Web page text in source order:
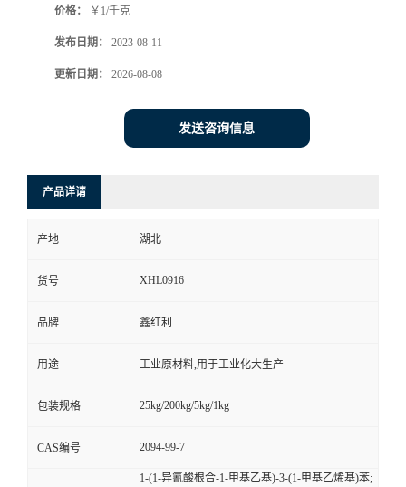
价格： ￥1/千克
发布日期： 2023-08-11
更新日期： 2026-08-08
发送咨询信息
产品详请
产地 湖北
货号 XHL0916
品牌 鑫红利
用途 工业原材料,用于工业化大生产
包装规格 25kg/200kg/5kg/1kg
CAS编号 2094-99-7
1-(1-异氰酸根合-1-甲基乙基)-3-(1-甲基乙烯基)苯;